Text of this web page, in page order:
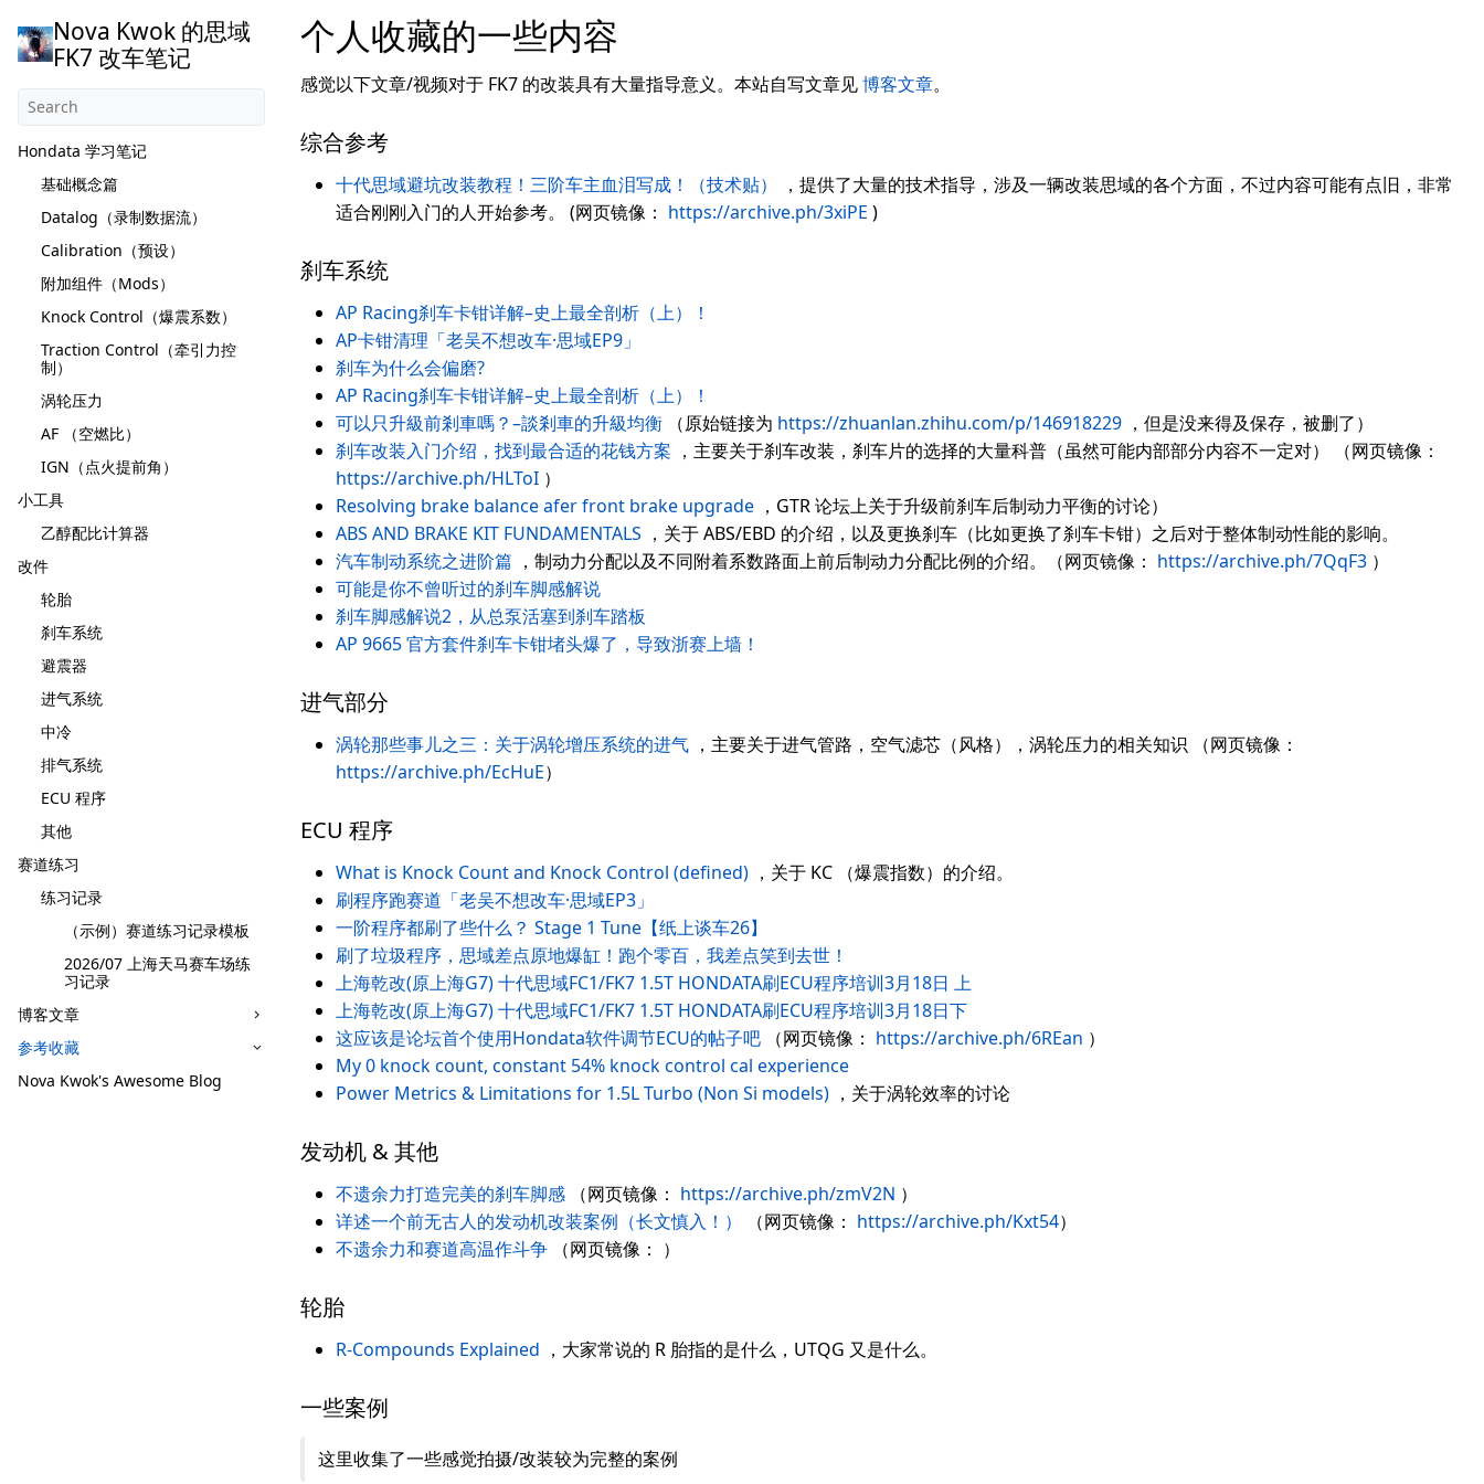
Nova Kwok 的思域
FK7 改车笔记
Hondata 学习笔记
基础概念篇
Datalog（录制数据流）
Calibration（预设）
附加组件（Mods）
Knock Control（爆震系数）
Traction Control（牵引力控
制）
涡轮压力
AF （空燃比）
IGN（点火提前角）
小工具
乙醇配比计算器
改件
轮胎
刹车系统
避震器
进气系统
中冷
排气系统
ECU 程序
其他
赛道练习
练习记录
（示例）赛道练习记录模板
2026/07 上海天马赛车场练
习记录
博客文章
参考收藏
Nova Kwok's Awesome Blog
个人收藏的一些内容
感觉以下文章/视频对于 FK7 的改装具有大量指导意义。本站自写文章见博客文章。
综合参考
十代思域避坑改装教程！三阶车主血泪写成！（技术贴）
，提供了大量的技术指导，涉及一辆改装思域的各个方面，不过内容可能有点旧，非常
适合刚刚入门的人开始参考。 (网页镜像： https://archive.ph/3xiPE )
刹车系统
AP Racing刹车卡钳详解–史上最全剖析（上）！
AP卡钳清理「老吴不想改车·思域EP9」
刹车为什么会偏磨?
AP Racing刹车卡钳详解–史上最全剖析（上）！
可以只升級前剎車嗎？–談剎車的升級均衡 （原始链接为 https://zhuanlan.zhihu.com/p/146918229 ，但是没来得及保存，被删了）
刹车改装入门介绍，找到最合适的花钱方案 ，主要关于刹车改装，刹车片的选择的大量科普（虽然可能内部部分内容不一定对） （网页镜像：
https://archive.ph/HLToI ）
Resolving brake balance afer front brake upgrade ，GTR 论坛上关于升级前刹车后制动力平衡的讨论）
ABS AND BRAKE KIT FUNDAMENTALS ，关于 ABS/EBD 的介绍，以及更换刹车（比如更换了刹车卡钳）之后对于整体制动性能的影响。
汽车制动系统之进阶篇 ，制动力分配以及不同附着系数路面上前后制动力分配比例的介绍。（网页镜像： https://archive.ph/7QqF3 ）
可能是你不曾听过的刹车脚感解说
刹车脚感解说2，从总泵活塞到刹车踏板
AP 9665 官方套件刹车卡钳堵头爆了，导致浙赛上墙！
进气部分
涡轮那些事儿之三：关于涡轮增压系统的进气 ，主要关于进气管路，空气滤芯（风格），涡轮压力的相关知识 （网页镜像：
https://archive.ph/EcHuE）
ECU 程序
What is Knock Count and Knock Control (defined) ，关于 KC （爆震指数）的介绍。
刷程序跑赛道「老吴不想改车·思域EP3」
一阶程序都刷了些什么？ Stage 1 Tune【纸上谈车26】
刷了垃圾程序，思域差点原地爆缸！跑个零百，我差点笑到去世！
上海乾改(原上海G7) 十代思域FC1/FK7 1.5T HONDATA刷ECU程序培训3月18日 上
上海乾改(原上海G7) 十代思域FC1/FK7 1.5T HONDATA刷ECU程序培训3月18日下
这应该是论坛首个使用Hondata软件调节ECU的帖子吧
（网页镜像： https://archive.ph/6REan ）
My 0 knock count, constant 54% knock control cal experience
Power Metrics & Limitations for 1.5L Turbo (Non Si models) ，关于涡轮效率的讨论
发动机 & 其他
不遗余力打造完美的刹车脚感 （网页镜像： https://archive.ph/zmV2N ）
详述一个前无古人的发动机改装案例（长文慎入！）
（网页镜像： https://archive.ph/Kxt54）
不遗余力和赛道高温作斗争 （网页镜像： ）
轮胎
R-Compounds Explained ，大家常说的 R 胎指的是什么，UTQG 又是什么。
一些案例
这里收集了一些感觉拍摄/改装较为完整的案例